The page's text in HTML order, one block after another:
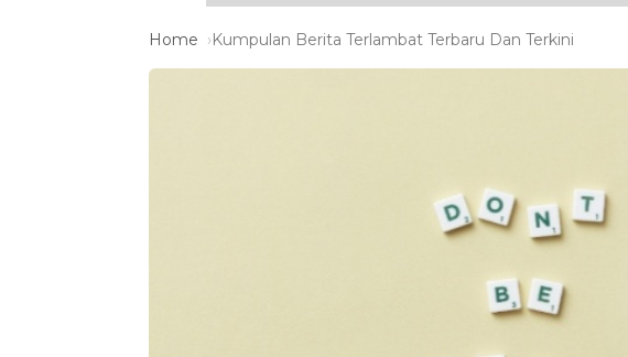
Home Kumpulan Berita Terlambat Terbaru Dan Terkini